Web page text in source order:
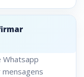
Whatsapp
mensagens